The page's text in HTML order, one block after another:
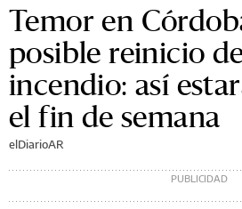
Temor en
posible reinicio
incendio: así
el fin de semana
elDiarioAR